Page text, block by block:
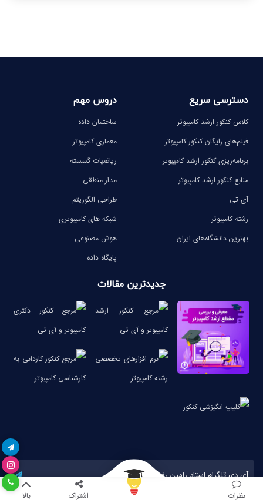
نظرات اشتراک بالا
دسترسی سریع
کلاس کنکور ارشد کامپیوتر
فیلم‌های رایگان کنکور کامپیوتر
برنامه‌ریزی کنکور ارشد کامپیوتر
منابع کنکور ارشد کامپیوتر
آی تی
رشته کامپیوتر
بهترین دانشگاه‌های ایران
دروس مهم
ساختمان داده
معماری کامپیوتر
ریاضیات گسسته
مدار منطقی
طراحی الگوریتم
شبکه های کامپیوتری
هوش مصنوعی
پایگاه داده
جدیدترین مقالات
آی دی تلگرام استاد رامین رضوی
پشتیبانی تلگرام کنکور کامپیوتر